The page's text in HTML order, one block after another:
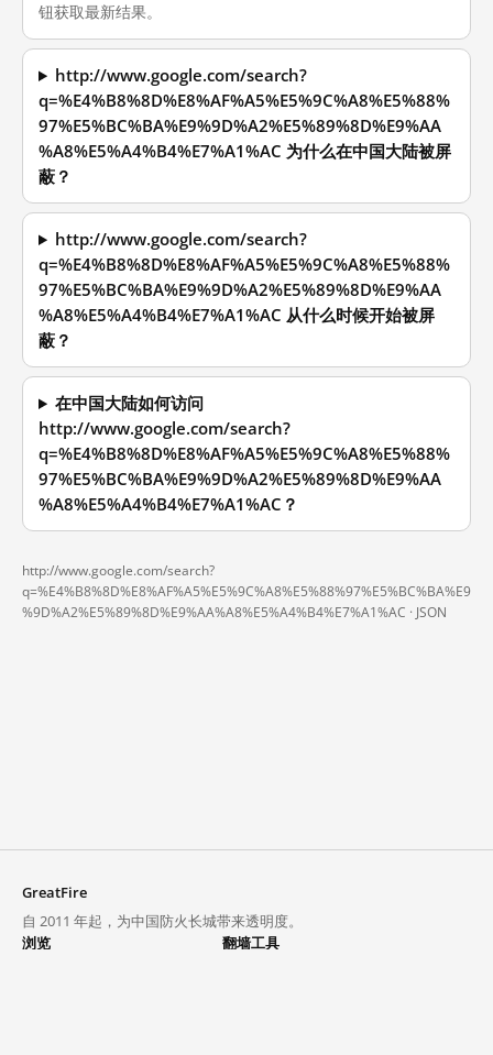
钮获取最新结果。
http://www.google.com/search?
q=%E4%B8%8D%E8%AF%A5%E5%9C%A8%E5%88%
97%E5%BC%BA%E9%9D%A2%E5%89%8D%E9%AA
%A8%E5%A4%B4%E7%A1%AC 为什么在中国大陆被屏
蔽？
http://www.google.com/search?
q=%E4%B8%8D%E8%AF%A5%E5%9C%A8%E5%88%
97%E5%BC%BA%E9%9D%A2%E5%89%8D%E9%AA
%A8%E5%A4%B4%E7%A1%AC 从什么时候开始被屏
蔽？
在中国大陆如何访问
http://www.google.com/search?
q=%E4%B8%8D%E8%AF%A5%E5%9C%A8%E5%88%
97%E5%BC%BA%E9%9D%A2%E5%89%8D%E9%AA
%A8%E5%A4%B4%E7%A1%AC？
http://www.google.com/search?
q=%E4%B8%8D%E8%AF%A5%E5%9C%A8%E5%88%97%E5%BC%BA%E9
%9D%A2%E5%89%8D%E9%AA%A8%E5%A4%B4%E7%A1%AC · JSON
GreatFire
自 2011 年起，为中国防火长城带来透明度。
浏览
翻墙工具